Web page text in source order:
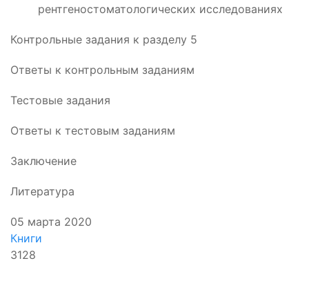
рентгеностоматологических исследованиях
Контрольные задания к разделу 5
Ответы к контрольным заданиям
Тестовые задания
Ответы к тестовым заданиям
Заключение
Литература
05 марта 2020
Книги
3128